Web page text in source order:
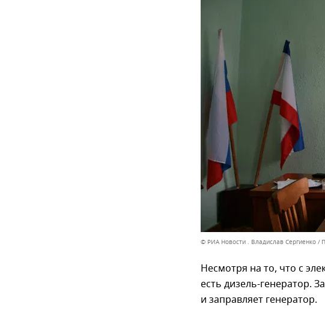
© РИА Новости . Владислав Сергиенко
Несмотря на то, что с
есть дизель-генератор.
и заправляет генератор.